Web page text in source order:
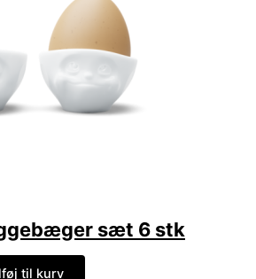
sæt 6 stk
til kurv